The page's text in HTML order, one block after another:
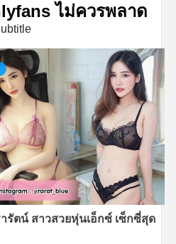
ไม่ควรพลาด
รัตน์ สาวสวยหุ่นเอ็กซ์ เซ็กซี่สุด